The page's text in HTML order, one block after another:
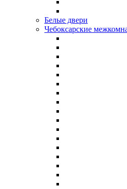
Белые двери
Чебоксарские